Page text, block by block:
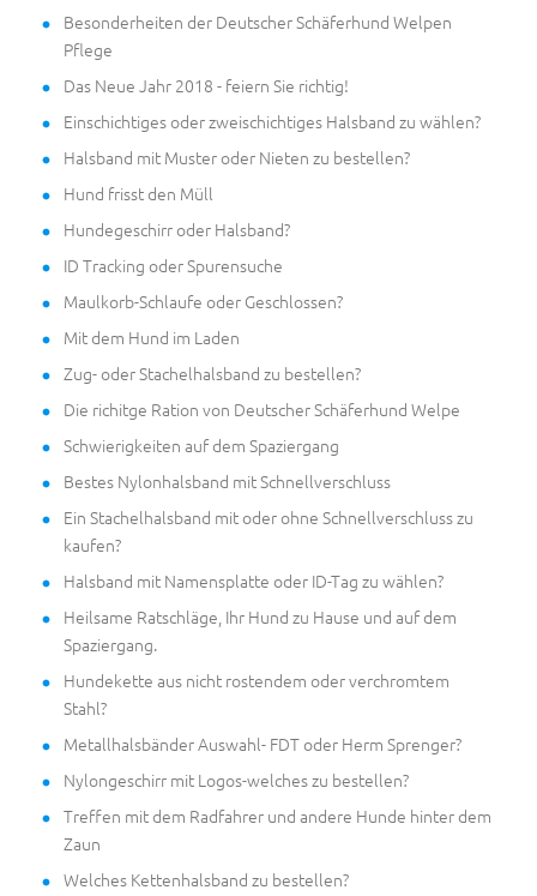
Besonderheiten der Deutscher Schäferhund Welpen
Pflege
Das Neue Jahr 2018 - feiern Sie richtig!
Einschichtiges oder zweischichtiges Halsband zu wählen?
Halsband mit Muster oder Nieten zu bestellen?
Hund frisst den Müll
Hundegeschirr oder Halsband?
ID Tracking oder Spurensuche
Maulkorb-Schlaufe oder Geschlossen?
Mit dem Hund im Laden
Zug- oder Stachelhalsband zu bestellen?
Die richitge Ration von Deutscher Schäferhund Welpe
Schwierigkeiten auf dem Spaziergang
Bestes Nylonhalsband mit Schnellverschluss
Ein Stachelhalsband mit oder ohne Schnellverschluss zu
kaufen?
Halsband mit Namensplatte oder ID-Tag zu wählen?
Heilsame Ratschläge, Ihr Hund zu Hause und auf dem
Spaziergang.
Hundekette aus nicht rostendem oder verchromtem
Stahl?
Metallhalsbänder Auswahl- FDT oder Herm Sprenger?
Nylongeschirr mit Logos-welches zu bestellen?
Treffen mit dem Radfahrer und andere Hunde hinter dem
Zaun
Welches Kettenhalsband zu bestellen?